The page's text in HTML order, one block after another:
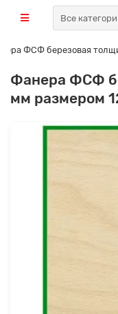
Все
ФСФ березовая
Фанера ФСФ
мм размером